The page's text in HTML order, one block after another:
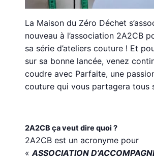
La Maison du Zéro Déchet
nouveau à l’association 2A2CB
sa série d’ateliers couture ! Et
sur sa bonne lancée, venez
coudre avec Parfaite, une
couture qui vous partagera tous
2A2CB ça veut dire quoi ?
2A2CB est un acronyme pour
«ASSOCIATION